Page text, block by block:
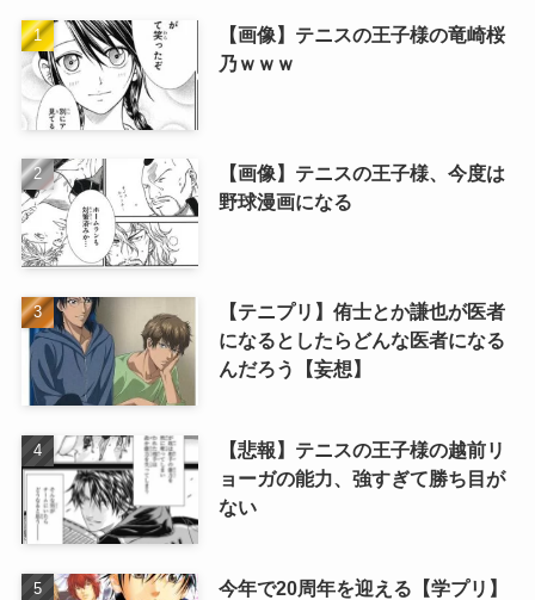
【画像】テニスの王子様の竜崎桜
乃ｗｗｗ
【画像】テニスの王子様、今度は
野球漫画になる
【テニプリ】侑士とか謙也が医者
になるとしたらどんな医者になる
んだろう【妄想】
【悲報】テニスの王子様の越前リ
ョーガの能力、強すぎて勝ち目が
ない
今年で20周年を迎える【学プリ】